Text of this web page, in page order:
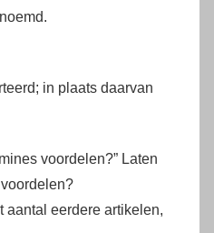
in plaats daarvan
voordelen?” Laten
aantal eerdere artikelen,